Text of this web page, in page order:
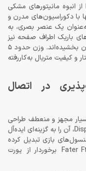
انبوه مانیتورهای مشکی
با دکوراسیون‌های مدرن و
یک عنصر بصری، به
باریک اطراف صفحه نیز
به این زیبایی دامن زده و ظاهری امروزی به آن بخشیده‌اند. وزن حدود 5
و کیفیت متریال به‌کار‌رفته
در اتصال
بسیار مجهز و منعطف طراحی
شده است. وجود درگاه‌های HDMI و DisplayPort، آن را به گزینه‌ای ایده‌آل
بازی تبدیل کرده
است. همچنین مانیتور 27 اینچ Fater F27-04KW2 برخوردار از پورت